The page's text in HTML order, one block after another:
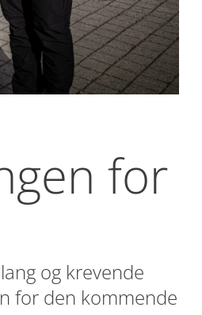
for
og krevende
for den kommende